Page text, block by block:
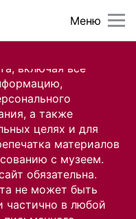
включая все
а также
целях и для
материалов
с музеем.
обязательна.
не может быть
частично в любой
Меню